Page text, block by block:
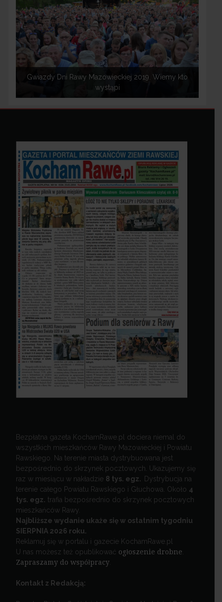
Gwiazdy Dni Rawy Mazowieckiej 2019. Wiemy kto
wystąpi
Bezpłatna gazeta KochamRawe.pl dociera niemal do
wszystkich mieszkańców Rawy Mazowieckiej i Powiatu
Rawskiego. Na terenie miasta dystrybuowana jest
bezpośrednio do skrzynek pocztowych. Ukazujemy się
raz w miesiącu w nakładzie 8 tys. egz.
Dystrybucja na
terenie całego Powiatu Rawskiego i Głuchowa. Około 4
tys. egz. trafia bezpośrednio do skrzynek pocztowych
mieszkańców Rawy.
Najbliższe wydanie ukaże się w ostatnim tygodniu
SIERPNIA 2026 roku.
Reklamuj się w portalu i gazecie KochamRawe.pl
U nas możesz też opublikować ogłoszenie drobne
Zapraszamy do współpracy.
Kontakt z Redakcją: